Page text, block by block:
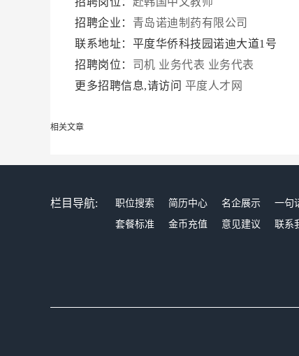
招聘企业： 青岛诺迪制药有限公司
联系地址：平度华侨科技园诺迪大道1号
招聘岗位： 司机 业务代表 业务代表
更多招聘信息,请访问 平度人才网
相关文章
栏目导航: 职位搜索 简历中心 名企展示 一句
套餐标准
金币充值 意见建议 联系